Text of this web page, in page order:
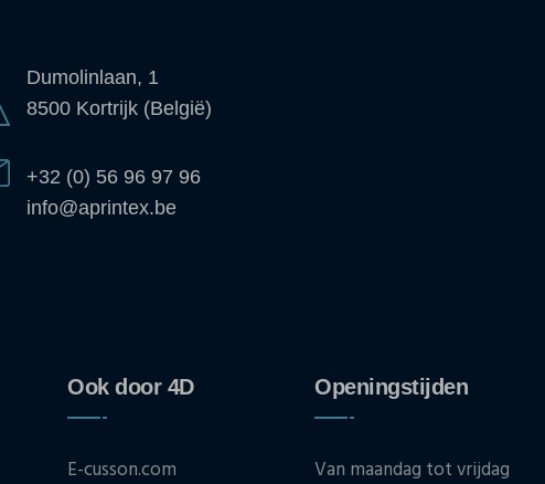
Dumolinlaan, 1
8500 Kortrijk (België)
+32 (0) 56 96 97 96
info@aprintex.be
Ook door 4D
E-cusson.com
Openingstijden
Van maandag tot vrijdag